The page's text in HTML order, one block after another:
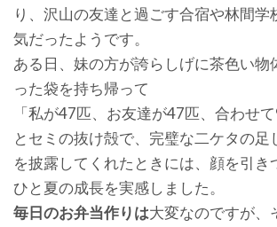
り、沢山の友達と過ごす合宿や林間学
気だったようです。
ある日、妹の方が誇らしげに茶色い物
った袋を持ち帰って
「私が47匹、お友達が47匹、合わせて
とセミの抜け殻で、完璧な二ケタの足
を披露してくれたときには、顔を引き
ひと夏の成長を実感しました。
毎日のお弁当作りは大変なのですが、